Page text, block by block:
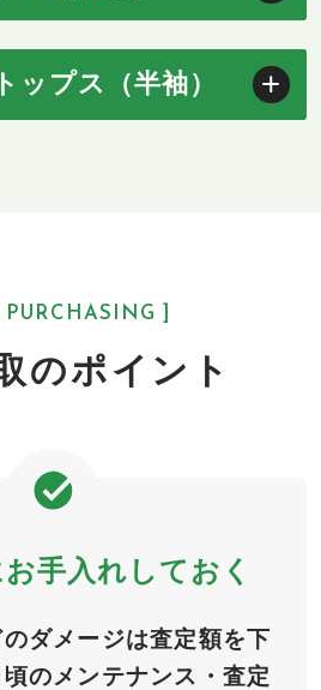
ップス（半袖）
PURCHASING ]
のポイント
お手入れしておく
ダメージは査定額を下
のメンテナンス・査定